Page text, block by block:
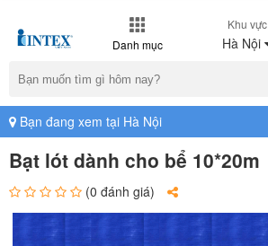
Danh mục
Khu vực
Hà Nội
Bạn đang xem tại Hà Nội
Bạt lót dành cho bể 10*20m
(0 đánh giá)